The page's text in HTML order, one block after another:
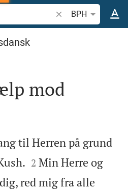
Søg efter bibelvers
BPH
mod
til Herren på grund


2 Min Herre og
red mig fra alle